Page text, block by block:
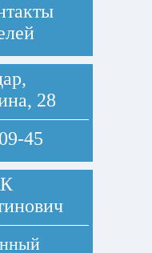
28
45